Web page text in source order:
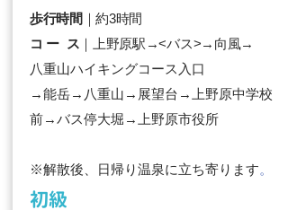
歩行時間 ｜約3時間
コ ー ス ｜上野原駅→<バス>→向風→
八重山ハイキングコース入口
→能岳→八重山→展望台→上野原中学校
前→バス停大堀→上野原市役所
※解散後、日帰り温泉に立ち寄ります。​
初級